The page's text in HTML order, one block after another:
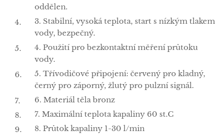
oddělen.
3. Stabilní, vysoká teplota, start s nízkým tlakem
vody, bezpečný.
4. Použití pro bezkontaktní měření průtoku
vody.
5. Třívodičové připojení: červený pro kladný,
černý pro záporný, žlutý pro pulzní signál.
6. Materiál těla bronz
7. Maximální teplota kapaliny 60 st.C
8. Průtok kapaliny 1-30 l/min